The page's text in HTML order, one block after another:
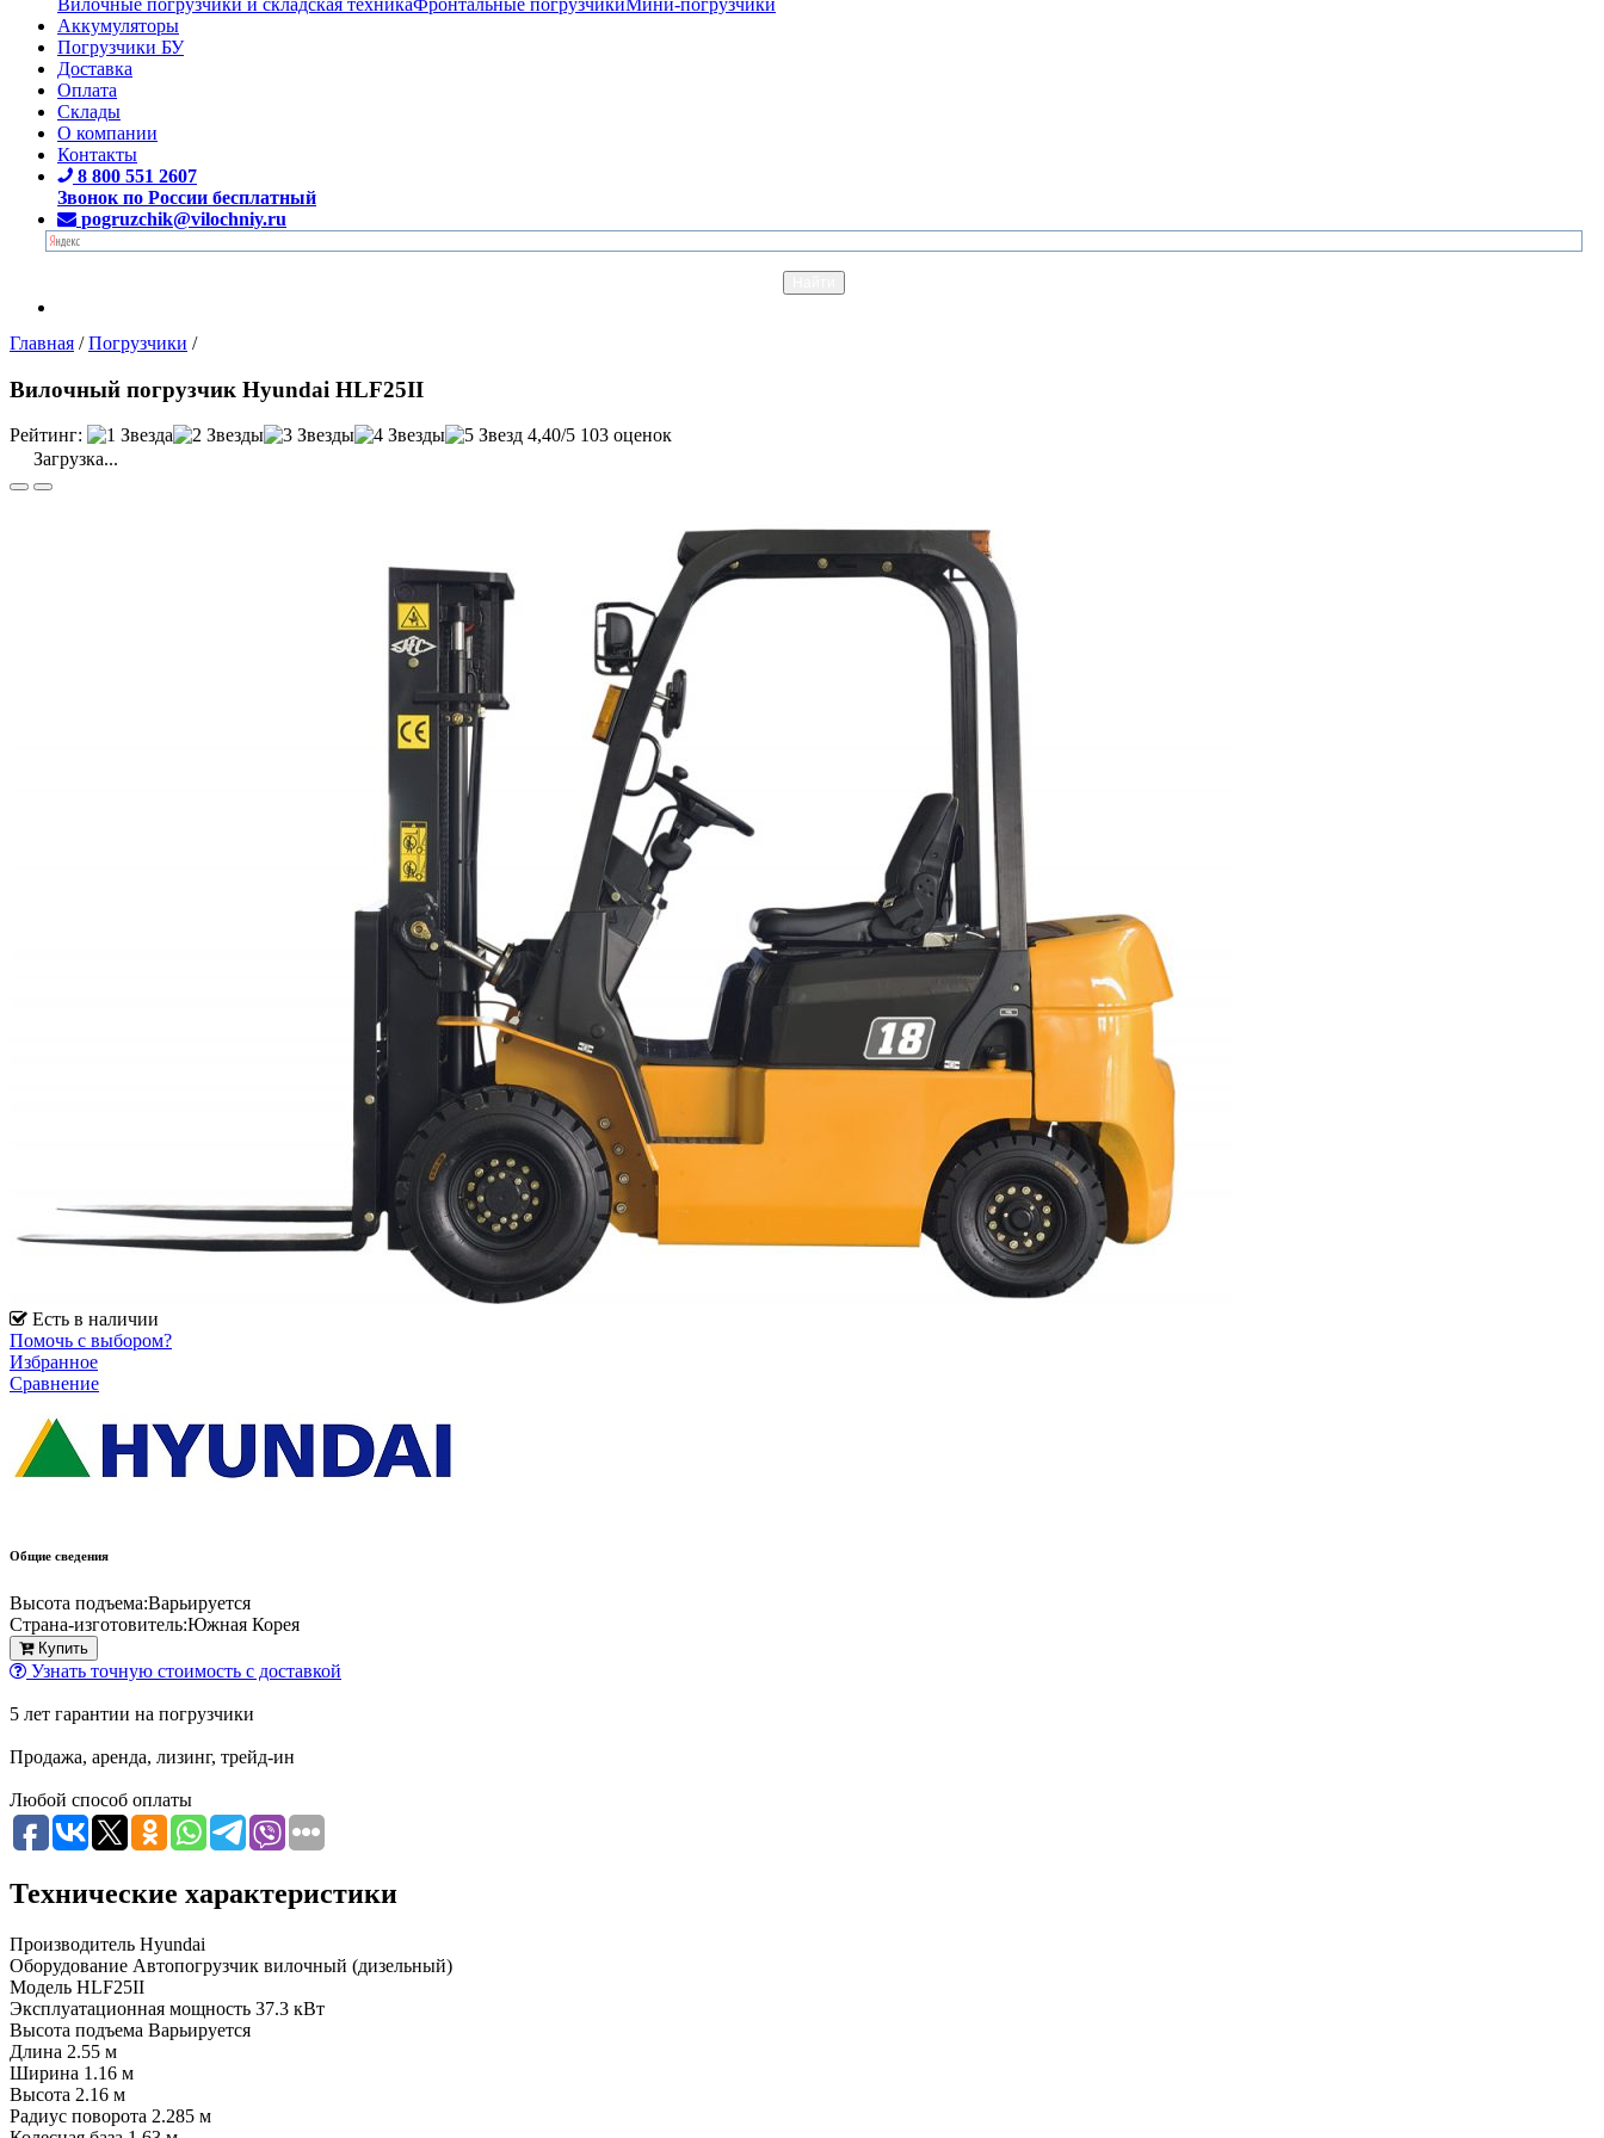
Аккумуляторы
Погрузчики БУ
Доставка
Оплата
Склады
О компании
Контакты
8 800 551 2607
Звонок по России бесплатный
pogruzchik@vilochniy.ru
Главная /Погрузчики /
Вилочный погрузчик Hyundai HLF25II
Рейтинг: 4,40/5 103 оценок
Загрузка...
Есть в наличии
Помочь с выбором?
Избранное
Сравнение
Общие сведения
Высота подъема:Варьируется
Страна-изготовитель:Южная Корея
Купить
Узнать точную стоимость с доставкой
5 лет гарантии на погрузчики
Продажа, аренда, лизинг, трейд-ин
Любой способ оплаты
Технические характеристики
Производитель Hyundai
Оборудование Автопогрузчик вилочный (дизельный)
Модель HLF25II
Эксплуатационная мощность 37.3 кВт
Высота подъема Варьируется
Длина 2.55 м
Ширина 1.16 м
Высота 2.16 м
Радиус поворота 2.285 м